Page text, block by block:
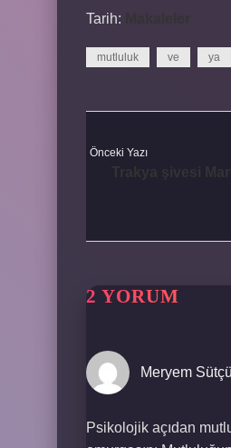
Tarih: Makaleler
mutluluk ve ya
Önceki Yazı
2 YORUM
Meryem Sütçü
Psikolojik açıdan